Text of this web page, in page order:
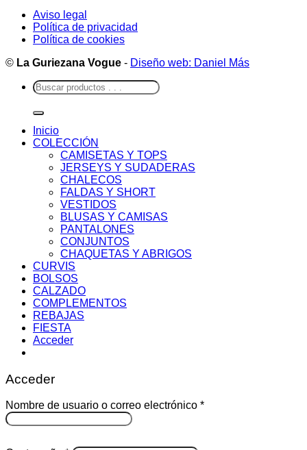
Aviso legal
Política de privacidad
Política de cookies
© La Guriezana Vogue - Diseño web: Daniel Más
Buscar
por:
Inicio
COLECCIÓN
CAMISETAS Y TOPS
JERSEYS Y SUDADERAS
CHALECOS
FALDAS Y SHORT
VESTIDOS
BLUSAS Y CAMISAS
PANTALONES
CONJUNTOS
CHAQUETAS Y ABRIGOS
CURVIS
BOLSOS
CALZADO
COMPLEMENTOS
REBAJAS
FIESTA
Acceder
Acceder
Nombre de usuario o correo electrónico *Obligatorio